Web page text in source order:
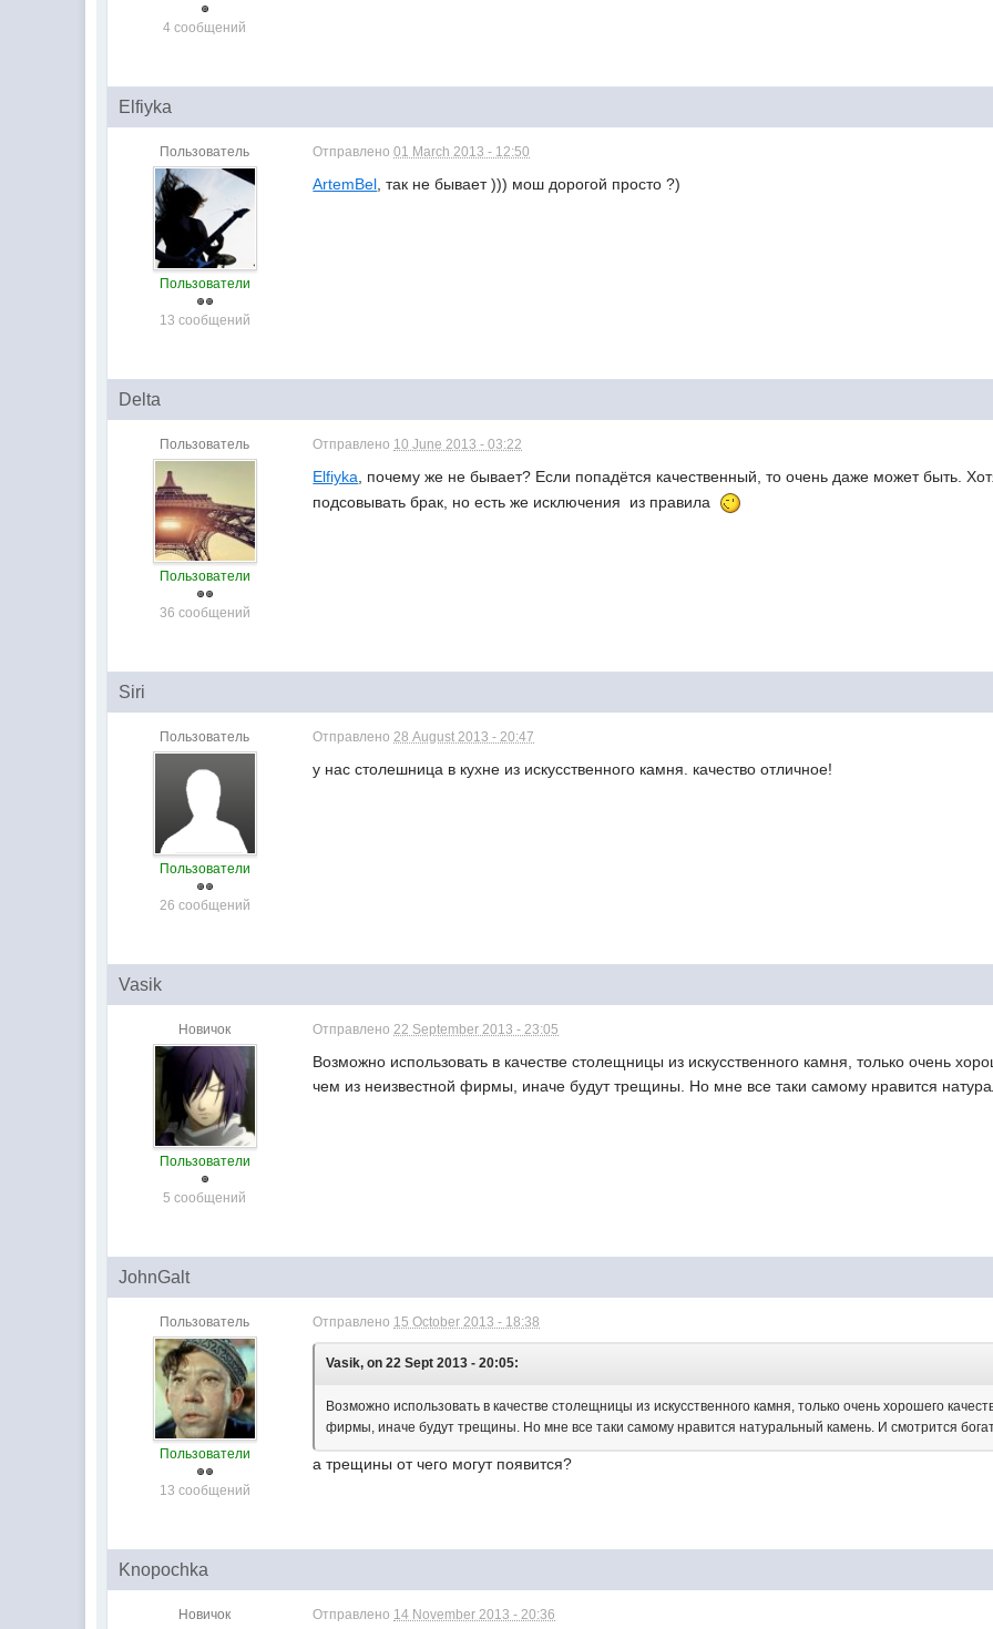
4 сообщений
Elfiyka
Пользователь
Пользователи
13 сообщений
Отправлено01 March 2013 - 12:50
ArtemBel , так не бывает ))) мош дорогой просто ?)
Delta
Пользователь
Пользователи
36 сообщений
Отправлено 10 June 2013 - 03:22
Elfiyka , почему же не бывает? Если попадётся качественный, то очень даже может быть.
подсовывать брак, но есть же исключения из правила
Siri
Пользователь
Пользователи
26 сообщений
Отправлено28 August 2013 - 20:47
у нас столешница в кухне из искусственного камня. качество отличное!
Vasik
Новичок
Пользователи
5 сообщений
Отправлено22 September 2013 - 23:05
Возможно использовать в качестве столещницы из искусственного камня, только очень
чем из неизвестной фирмы, иначе будут трещины. Но мне все таки самому нравится
JohnGalt
Пользователь
Пользователи
13 сообщений
Отправлено 15 October 2013 - 18:38
Vasik, on 22 Sept 2013 - 20:05:
Возможно использовать в качестве столещницы из искусственного камня, только очень хорошего
фирмы, иначе будут трещины. Но мне все таки самому нравится натуральный камень. И смотрится
а трещины от чего могут появится?
Knopochka
Новичок Отправлено 14 November 2013 - 20:36